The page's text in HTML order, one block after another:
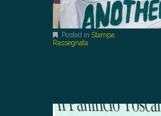
Posted in Stampa
Rassegnata